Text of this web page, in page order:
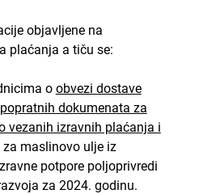
objavljene na
plaćanja a tiču se:
o obvezi dostave
dokumenata za
vezanih izravnih plaćanja i
za maslinovo ulje iz
potpore poljoprivredi
za 2024. godinu.